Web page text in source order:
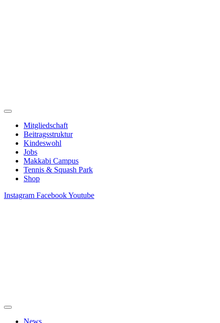
Mitgliedschaft
Beitragsstruktur
Kindeswohl
Jobs
Makkabi Campus
Tennis & Squash Park
Shop
Instagram FacebookYoutube
News